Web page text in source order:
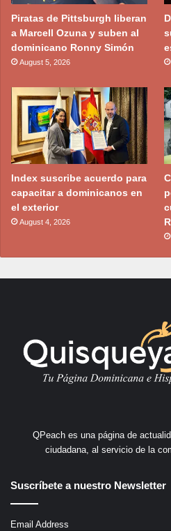
Piratas de Pittsburgh liberan
a Marcell Ozuna y suben al
dominicano Ronny Simón
August 5, 2026
Index suscribe acuerdo para
capacitar a dominicanos en
el exterior
August 4, 2026
QPeach es una página de
ciudadana, al servicio de la
Suscríbete a nuestro Newsletter
Email Address